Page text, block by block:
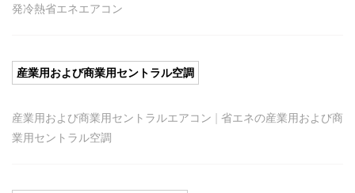
発冷熱省エネエアコン
産業用および商業用セントラル空調
産業用および商業用セントラルエアコン | 省エネの産業用および商
業用セントラル空調